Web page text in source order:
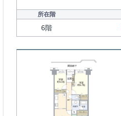
所在階
6階